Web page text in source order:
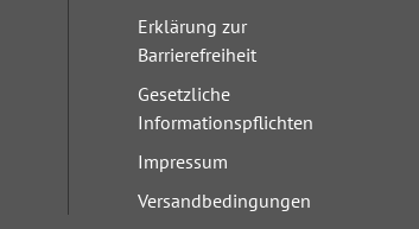
Erklärung zur
Barrierefreiheit
Gesetzliche
Informationspflichten
Impressum
Versandbedingungen